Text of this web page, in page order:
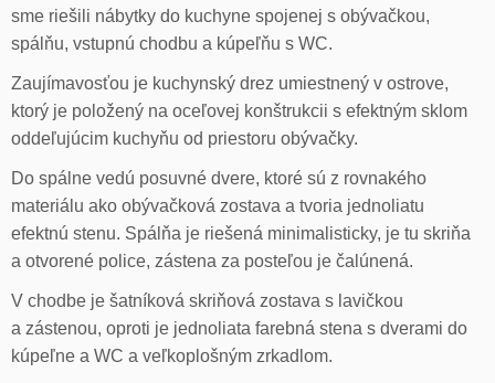
sme riešili nábytky do kuchyne spojenej s obývačkou,
spálňu, vstupnú chodbu a kúpeľňu s WC.
Zaujímavosťou je kuchynský drez umiestnený v ostrove,
ktorý je položený na oceľovej konštrukcii s efektným sklom
oddeľujúcim kuchyňu od priestoru obývačky.
Do spálne vedú posuvné dvere, ktoré sú z rovnakého
materiálu ako obývačková zostava a tvoria jednoliatu
efektnú stenu. Spálňa je riešená minimalisticky, je tu skriňa
a otvorené police, zástena za posteľou je čalúnená.
V chodbe je šatníková skriňová zostava s lavičkou
a zástenou, oproti je jednoliata farebná stena s dverami do
kúpeľne a WC a veľkoplošným zrkadlom.